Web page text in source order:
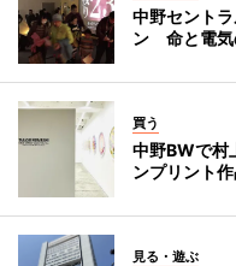
中野セント
ン 命と電気
買う
中野BWで村
ンプリント
見る・遊ぶ